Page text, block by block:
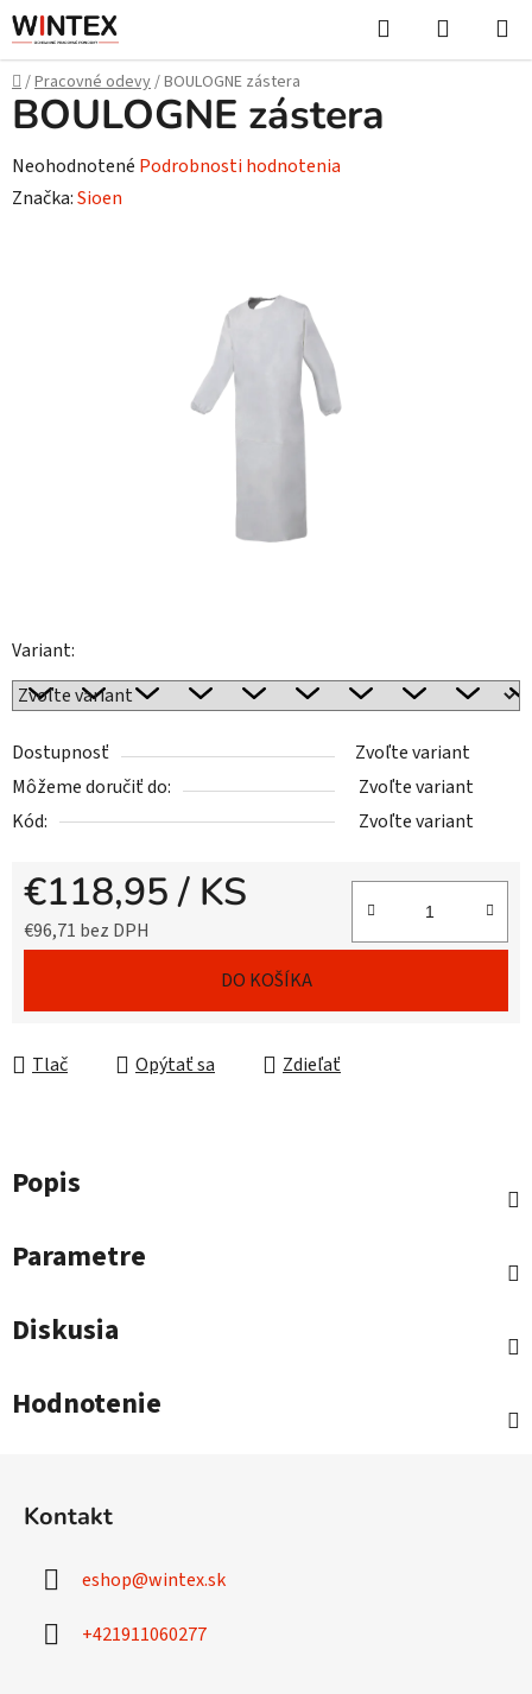
Prejsť
na
obsah
Hľadať
KOŠÍK
Domov
/Pracovné odevy/BOULOGNE zástera
Variant:
Dostupnosť
Zvoľte variant
Môžeme doručiť do:
Zvoľte variant
Kód:
Zvoľte variant
€118,95/ KS
€96,71 bez DPH
DO KOŠÍKA
Tlač Opýtať sa Zdieľať
BOULOGNE zástera
Priemerné
hodnotenie
Neohodnotené Podrobnosti hodnotenia
Značka:Sioen
Popis
Parametre
Diskusia
Hodnotenie
Kontakt
eshop@wintex.sk
+421911060277